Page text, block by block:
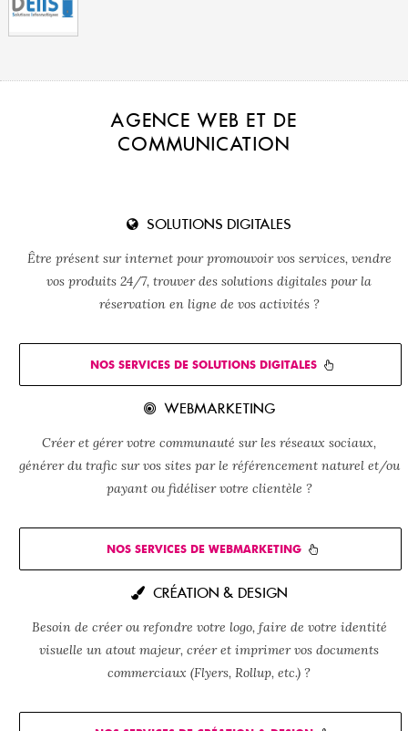
AGENCE WEB ET DE
COMMUNICATION
SOLUTIONS DIGITALES
Être présent sur internet pour promouvoir vos services, vendre
vos produits 24/7, trouver des solutions digitales pour la
réservation en ligne de vos activités ?
NOS SERVICES DE SOLUTIONS DIGITALES
WEBMARKETING
Créer et gérer votre communauté sur les réseaux sociaux,
générer du trafic sur vos sites par le référencement naturel et/ou
payant ou fidéliser votre clientèle ?
NOS SERVICES DE WEBMARKETING
CRÉATION & DESIGN
Besoin de créer ou refondre votre logo, faire de votre identité
visuelle un atout majeur, créer et imprimer vos documents
commerciaux (Flyers, Rollup, etc.) ?